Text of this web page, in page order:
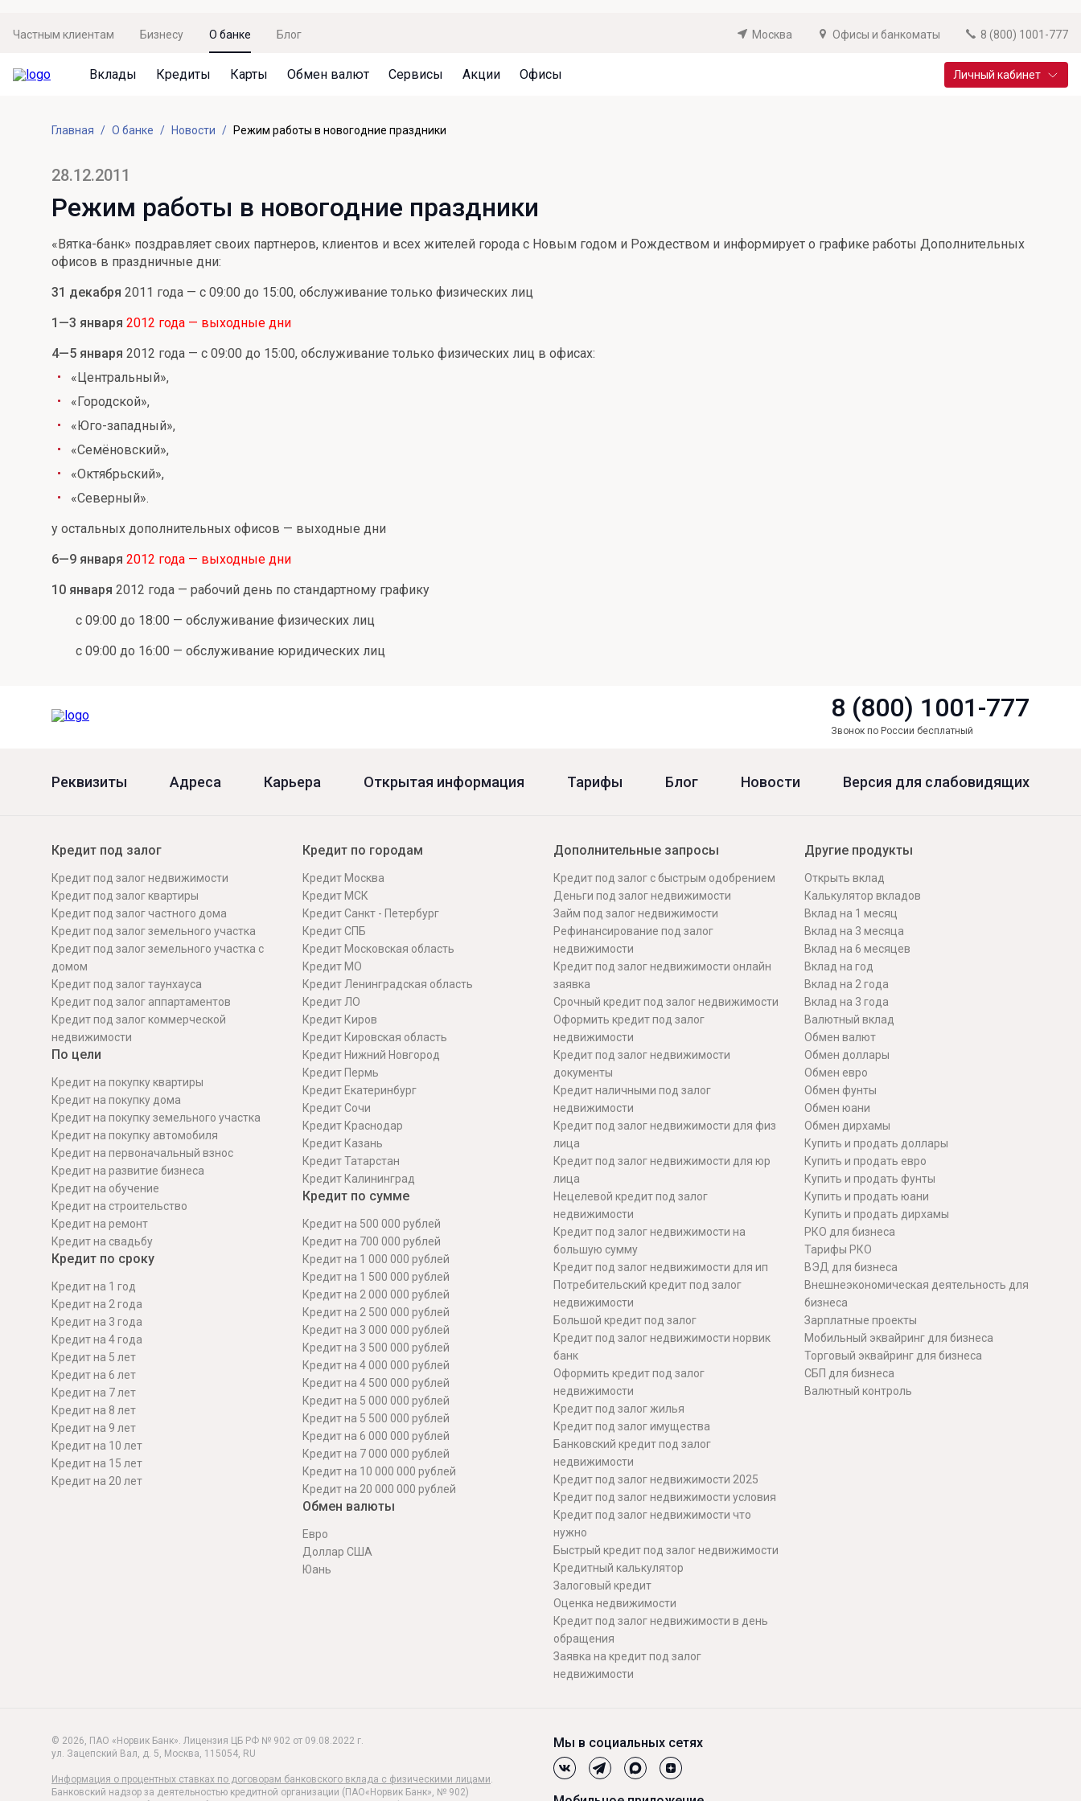
Частным клиентам Бизнесу О банке Блог Москва Офисы и банкоматы 8 (800) 1001-777
Вклады
Не упусти момент
Просто вклад
Накопительный
Отличная стратегия+
Фиксируй доход
Новый старт
Валютный плюс
Онлайн
Все вклады
Система страхования вкладов
Архив вкладов
Кредиты
Кредит под залог недвижимости
Рефинансирование
Кредит на автомобиль
Потребительский кредит
Все кредиты
Привилегии для клиентов
Реструктуризация
Подбор новой недвижимости
Карты
Дебетовая карта с пакетом услуг
Премиальная карта Mir Supreme
Пенсионная карта
Все карты
Документы
Кешбэк
Обмен валют
Курсы валют
Бронирование валюты
Курсы валют ЦБ
Сервисы
Оплата кредита
Оценка недвижимости
Подбор новой недвижимости
СБПей
Mir Pay
Госуслуги
Регистрация в ЕБС
Удаленная идентификация
Мобильное приложение
Подтверждение согласия через Госуслуги
Все сервисы
Акции
Акция «Приведи друга»
Акция «Ставка на бизнес»
Офисы Личный кабинет
Главная О банке Новости Режим работы в новогодние праздники
28.12.2011
Режим работы в новогодние праздники
«Вятка-банк» поздравляет своих партнеров, клиентов и всех жителей города с Новым годом и Рождеством и информирует о графике работы Дополнительных
офисов в праздничные дни:
31 декабря 2011 года — с 09:00 до 15:00, обслуживание только физических лиц
1—3 января 2012 года — выходные дни
4—5 января 2012 года — с 09:00 до 15:00, обслуживание только физических лиц в офисах:
«Центральный»,
«Городской»,
«Юго-западный»,
«Семёновский»,
«Октябрьский»,
«Северный».
у остальных дополнительных офисов — выходные дни
6—9 января 2012 года — выходные дни
10 января 2012 года — рабочий день по стандартному графику
с 09:00 до 18:00 — обслуживание физических лиц
с 09:00 до 16:00 — обслуживание юридических лиц
8 (800) 1001-777
Звонок по России бесплатный
Реквизиты Адреса Карьера Открытая информация Тарифы Блог Новости Версия для слабовидящих
Кредит под залог
Кредит под залог недвижимости
Кредит под залог квартиры
Кредит под залог частного дома
Кредит под залог земельного участка
Кредит под залог земельного участка с
домом
Кредит под залог таунхауса
Кредит под залог аппартаментов
Кредит под залог коммерческой
недвижимости
По цели
Кредит на покупку квартиры
Кредит на покупку дома
Кредит на покупку земельного участка
Кредит на покупку автомобиля
Кредит на первоначальный взнос
Кредит на развитие бизнеса
Кредит на обучение
Кредит на строительcтво
Кредит на ремонт
Кредит на свадьбу
Кредит по сроку
Кредит на 1 год
Кредит на 2 года
Кредит на 3 года
Кредит на 4 года
Кредит на 5 лет
Кредит на 6 лет
Кредит на 7 лет
Кредит на 8 лет
Кредит на 9 лет
Кредит на 10 лет
Кредит на 15 лет
Кредит на 20 лет
Кредит по городам
Кредит Москва
Кредит МСК
Кредит Санкт - Петербург
Кредит СПБ
Кредит Московская область
Кредит МО
Кредит Ленинградская область
Кредит ЛО
Кредит Киров
Кредит Кировская область
Кредит Нижний Новгород
Кредит Пермь
Кредит Екатеринбург
Кредит Сочи
Кредит Краснодар
Кредит Казань
Кредит Татарстан
Кредит Калининград
Кредит по сумме
Кредит на 500 000 рублей
Кредит на 700 000 рублей
Кредит на 1 000 000 рублей
Кредит на 1 500 000 рублей
Кредит на 2 000 000 рублей
Кредит на 2 500 000 рублей
Кредит на 3 000 000 рублей
Кредит на 3 500 000 рублей
Кредит на 4 000 000 рублей
Кредит на 4 500 000 рублей
Кредит на 5 000 000 рублей
Кредит на 5 500 000 рублей
Кредит на 6 000 000 рублей
Кредит на 7 000 000 рублей
Кредит на 10 000 000 рублей
Кредит на 20 000 000 рублей
Обмен валюты
Евро
Доллар США
Юань
Дополнительные запросы
Кредит под залог с быстрым одобрением
Деньги под залог недвижимости
Займ под залог недвижимости
Рефинансирование под залог
недвижимости
Кредит под залог недвижимости онлайн
заявка
Срочный кредит под залог недвижимости
Оформить кредит под залог
недвижимости
Кредит под залог недвижимости
документы
Кредит наличными под залог
недвижимости
Кредит под залог недвижимости для физ
лица
Кредит под залог недвижимости для юр
лица
Нецелевой кредит под залог
недвижимости
Кредит под залог недвижимости на
большую сумму
Кредит под залог недвижимости для ип
Потребительский кредит под залог
недвижимости
Большой кредит под залог
Кредит под залог недвижимости норвик
банк
Оформить кредит под залог
недвижимости
Кредит под залог жилья
Кредит под залог имущества
Банковский кредит под залог
недвижимости
Кредит под залог недвижимости 2025
Кредит под залог недвижимости условия
Кредит под залог недвижимости что
нужно
Быстрый кредит под залог недвижимости
Кредитный калькулятор
Залоговый кредит
Оценка недвижимости
Кредит под залог недвижимости в день
обращения
Заявка на кредит под залог
недвижимости
Другие продукты
Открыть вклад
Калькулятор вкладов
Вклад на 1 месяц
Вклад на 3 месяца
Вклад на 6 месяцев
Вклад на год
Вклад на 2 года
Вклад на 3 года
Валютный вклад
Обмен валют
Обмен доллары
Обмен евро
Обмен фунты
Обмен юани
Обмен дирхамы
Купить и продать доллары
Купить и продать евро
Купить и продать фунты
Купить и продать юани
Купить и продать дирхамы
РКО для бизнеса
Тарифы РКО
ВЭД для бизнеса
Внешнеэкономическая деятельность для
бизнеса
Зарплатные проекты
Мобильный эквайринг для бизнеса
Торговый эквайринг для бизнеса
СБП для бизнеса
Валютный контроль
© 2026, ПАО «Норвик Банк». Лицензия ЦБ РФ № 902 от 09.08.2022 г.
ул. Зацепский Вал, д. 5, Москва, 115054, RU
Информация о процентных ставках по договорам банковского вклада с физическими лицами.
Банковский надзор за деятельностью кредитной организации (ПАО«Норвик Банк», № 902)
Мы в социальных сетях